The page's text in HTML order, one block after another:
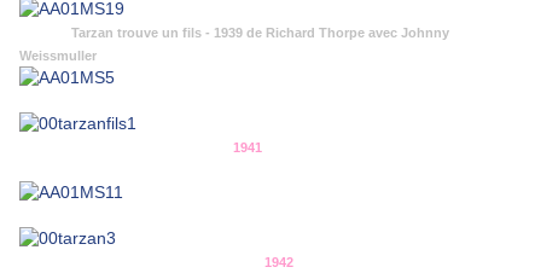
Tarzan trouve un fils - 1939 de Richard Thorpe avec Johnny
Weissmuller
1941
1942